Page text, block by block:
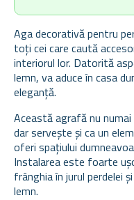
Aga decorativă pentru
toți cei care caută
interiorul lor. Datorită
lemn, va aduce în casa
eleganță.
Această agrafă nu numai
dar servește și ca un
oferi spațiului
Instalarea este foarte
frânghia în jurul perdelei
lemn.